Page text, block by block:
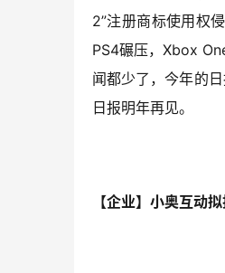
2”注册商标使用权
PS4碾压，Xbox
闻都少了，今年的
日报明年再见。
【企业】小奥互动